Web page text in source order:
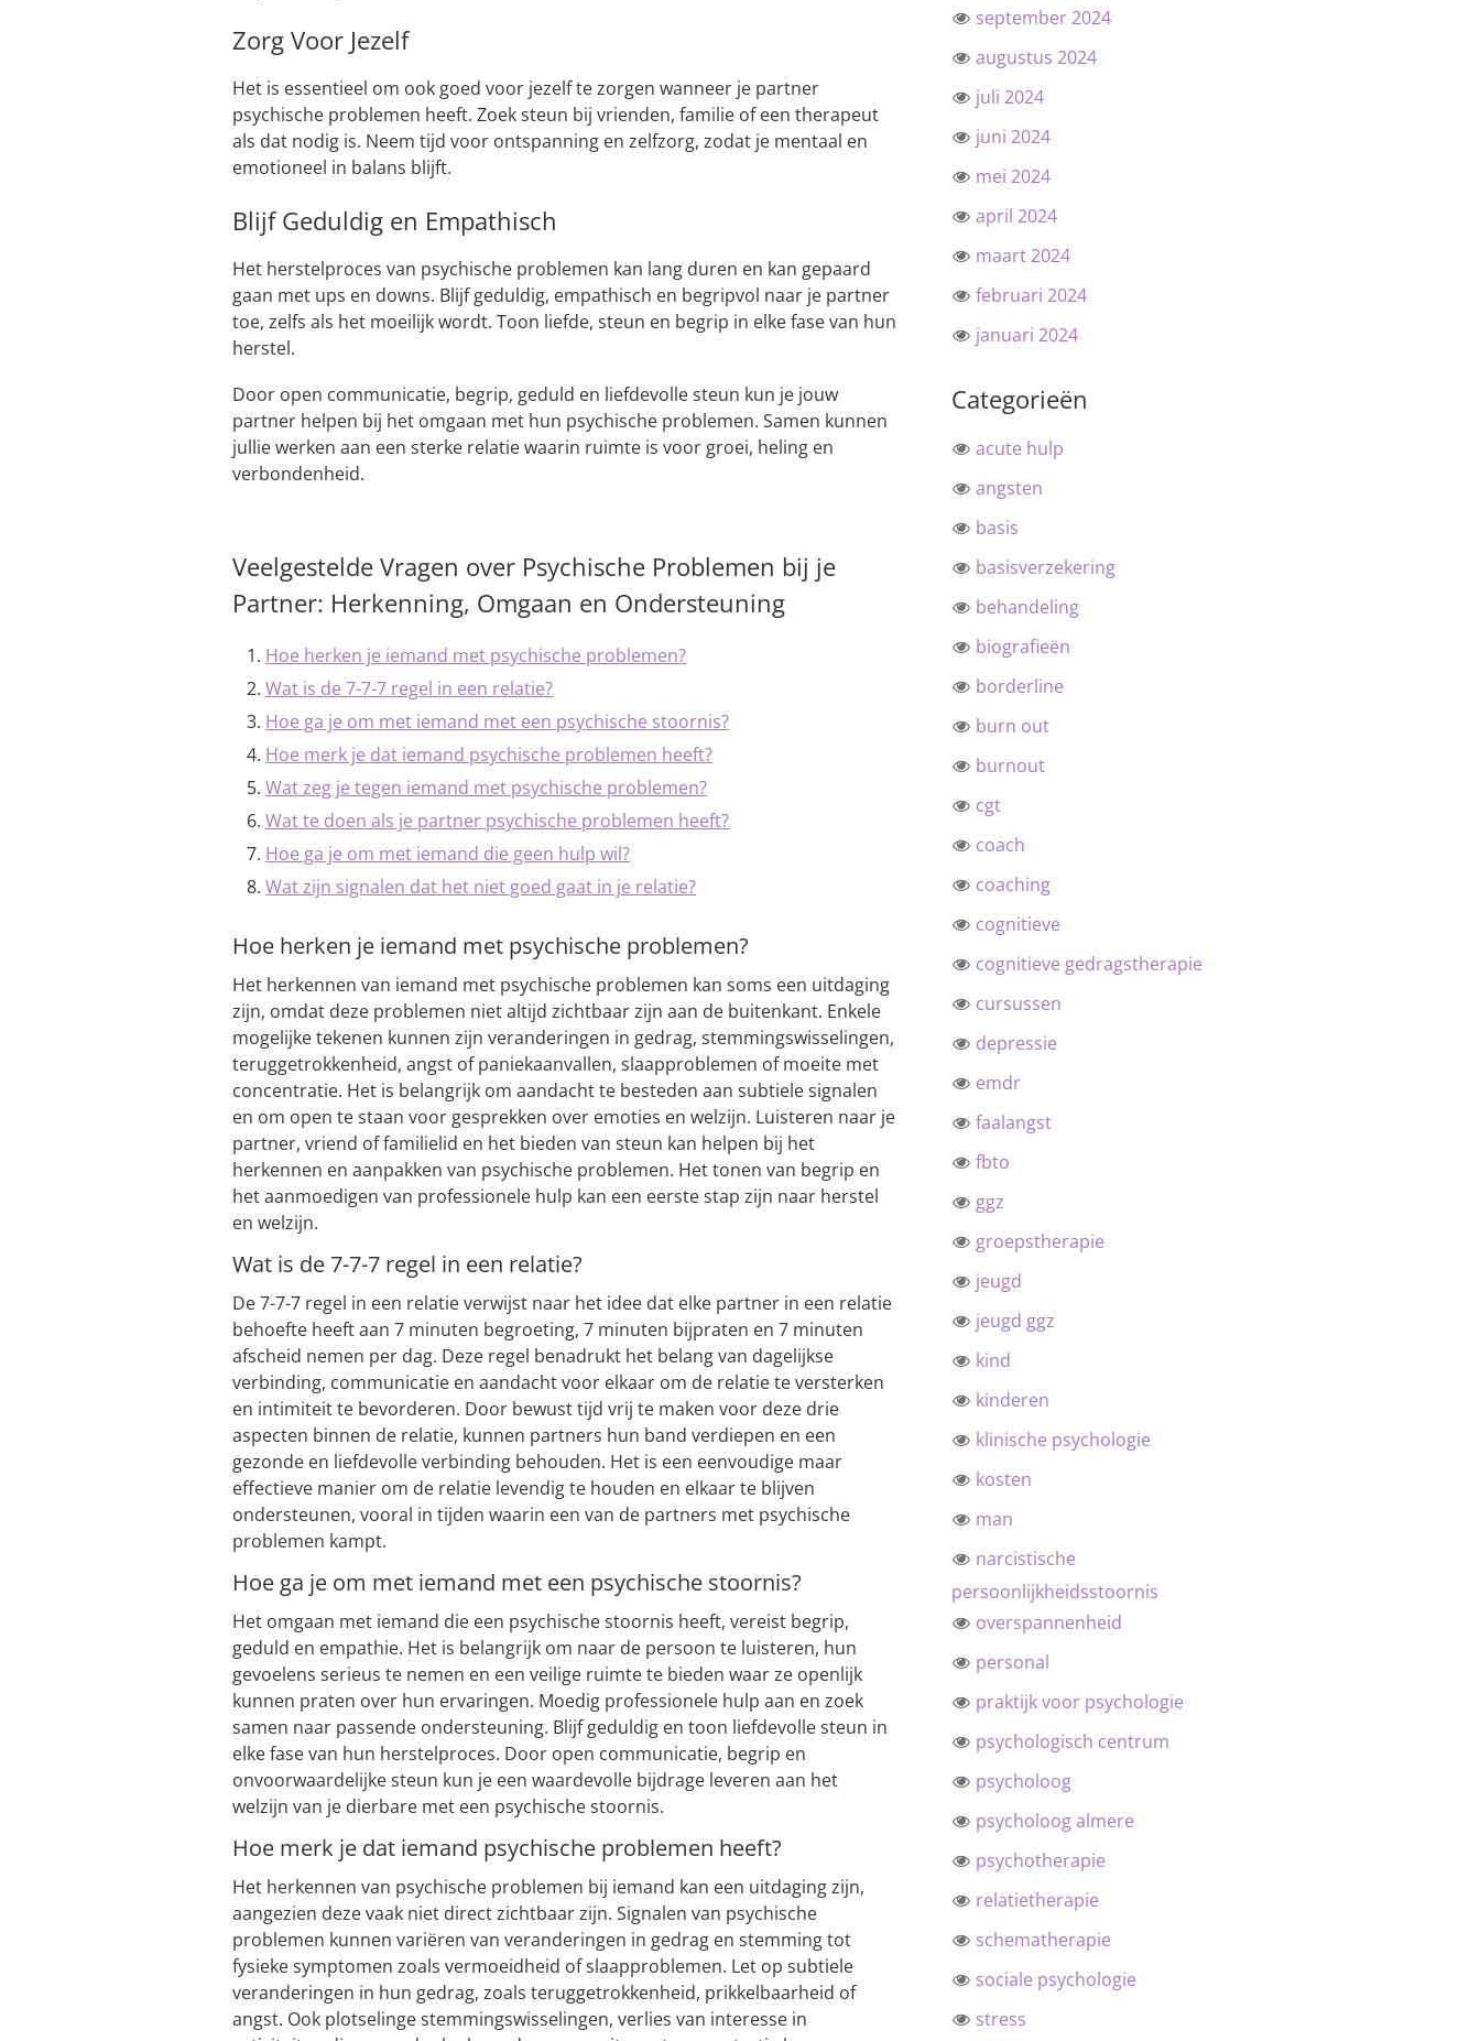
Zorg Voor Jezelf
Het is essentieel om ook goed voor jezelf te zorgen wanneer je partner
psychische problemen heeft. Zoek steun bij vrienden, familie of een therapeut
als dat nodig is. Neem tijd voor ontspanning en zelfzorg, zodat je mentaal en
emotioneel in balans blijft.
Blijf Geduldig en Empathisch
Het herstelproces van psychische problemen kan lang duren en kan gepaard
gaan met ups en downs. Blijf geduldig, empathisch en begripvol naar je partner
toe, zelfs als het moeilijk wordt. Toon liefde, steun en begrip in elke fase van hun
herstel.
Door open communicatie, begrip, geduld en liefdevolle steun kun je jouw
partner helpen bij het omgaan met hun psychische problemen. Samen kunnen
jullie werken aan een sterke relatie waarin ruimte is voor groei, heling en
verbondenheid.
Veelgestelde Vragen over Psychische Problemen bij je
Partner: Herkenning, Omgaan en Ondersteuning
Hoe herken je iemand met psychische problemen?
Wat is de 7-7-7 regel in een relatie?
Hoe ga je om met iemand met een psychische stoornis?
Hoe merk je dat iemand psychische problemen heeft?
Wat zeg je tegen iemand met psychische problemen?
Wat te doen als je partner psychische problemen heeft?
Hoe ga je om met iemand die geen hulp wil?
Wat zijn signalen dat het niet goed gaat in je relatie?
Hoe herken je iemand met psychische problemen?
Het herkennen van iemand met psychische problemen kan soms een uitdaging
zijn, omdat deze problemen niet altijd zichtbaar zijn aan de buitenkant. Enkele
mogelijke tekenen kunnen zijn veranderingen in gedrag, stemmingswisselingen,
teruggetrokkenheid, angst of paniekaanvallen, slaapproblemen of moeite met
concentratie. Het is belangrijk om aandacht te besteden aan subtiele signalen
en om open te staan voor gesprekken over emoties en welzijn. Luisteren naar je
partner, vriend of familielid en het bieden van steun kan helpen bij het
herkennen en aanpakken van psychische problemen. Het tonen van begrip en
het aanmoedigen van professionele hulp kan een eerste stap zijn naar herstel
en welzijn.
Wat is de 7-7-7 regel in een relatie?
De 7-7-7 regel in een relatie verwijst naar het idee dat elke partner in een relatie
behoefte heeft aan 7 minuten begroeting, 7 minuten bijpraten en 7 minuten
afscheid nemen per dag. Deze regel benadrukt het belang van dagelijkse
verbinding, communicatie en aandacht voor elkaar om de relatie te versterken
en intimiteit te bevorderen. Door bewust tijd vrij te maken voor deze drie
aspecten binnen de relatie, kunnen partners hun band verdiepen en een
gezonde en liefdevolle verbinding behouden. Het is een eenvoudige maar
effectieve manier om de relatie levendig te houden en elkaar te blijven
ondersteunen, vooral in tijden waarin een van de partners met psychische
problemen kampt.
Hoe ga je om met iemand met een psychische stoornis?
Het omgaan met iemand die een psychische stoornis heeft, vereist begrip,
geduld en empathie. Het is belangrijk om naar de persoon te luisteren, hun
gevoelens serieus te nemen en een veilige ruimte te bieden waar ze openlijk
kunnen praten over hun ervaringen. Moedig professionele hulp aan en zoek
samen naar passende ondersteuning. Blijf geduldig en toon liefdevolle steun in
elke fase van hun herstelproces. Door open communicatie, begrip en
onvoorwaardelijke steun kun je een waardevolle bijdrage leveren aan het
welzijn van je dierbare met een psychische stoornis.
Hoe merk je dat iemand psychische problemen heeft?
Het herkennen van psychische problemen bij iemand kan een uitdaging zijn,
aangezien deze vaak niet direct zichtbaar zijn. Signalen van psychische
problemen kunnen variëren van veranderingen in gedrag en stemming tot
fysieke symptomen zoals vermoeidheid of slaapproblemen. Let op subtiele
veranderingen in hun gedrag, zoals teruggetrokkenheid, prikkelbaarheid of
angst. Ook plotselinge stemmingswisselingen, verlies van interesse in
september 2024
augustus 2024
juli 2024
juni 2024
mei 2024
april 2024
maart 2024
februari 2024
januari 2024
Categorieën
acute hulp
angsten
basis
basisverzekering
behandeling
biografieën
borderline
burn out
burnout
cgt
coach
coaching
cognitieve
cognitieve gedragstherapie
cursussen
depressie
emdr
faalangst
fbto
ggz
groepstherapie
jeugd
jeugd ggz
kind
kinderen
klinische psychologie
kosten
man
narcistische
persoonlijkheidsstoornis
overspannenheid
personal
praktijk voor psychologie
psychologisch centrum
psycholoog
psycholoog almere
psychotherapie
relatietherapie
schematherapie
sociale psychologie
stress